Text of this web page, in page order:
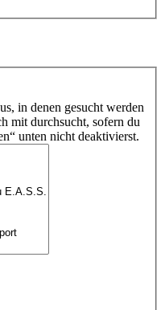
in denen gesucht werden
mit durchsucht, sofern du
unten nicht deaktivierst.